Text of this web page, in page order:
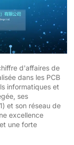
d'affaires de
dans les PCB
informatiques et
ses
et son réseau de
excellence
une forte